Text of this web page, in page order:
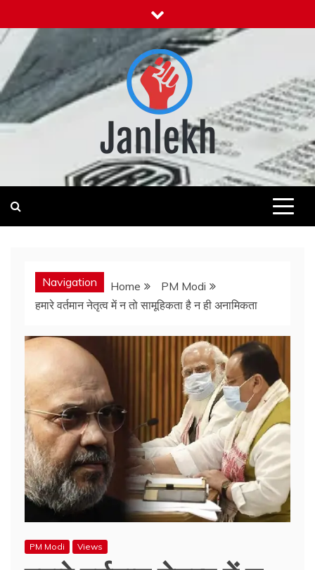
to
content
News for Public
Navigation Home
PM Modi
हमारे वर्तमान नेतृत्व में न तो सामूहिकता है न ही अनामिकता
PM Modi Views